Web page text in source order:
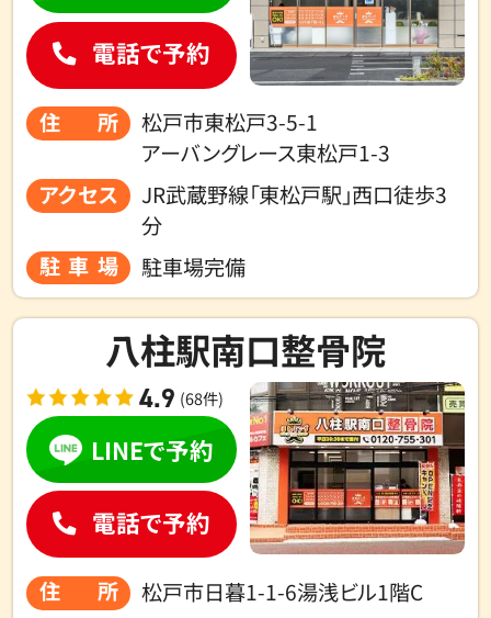
住所
松戸市東松戸3-5-1
アーバングレース東松戸1-3
アクセス
JR武蔵野線「東松戸駅」西口徒歩3
分
駐車場
駐車場完備
電話で予約
八柱駅南口整骨院
4.9 (68件)
住所
松戸市日暮1-1-6湯浅ビル1階C
LINEで予約
電話で予約